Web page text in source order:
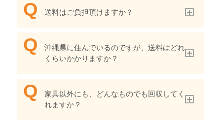
送料はご負担頂けますか？
沖縄県に住んでいるのですが、送料はどれ
くらいかかりますか？
家具以外にも、どんなものでも回収してく
れますか？